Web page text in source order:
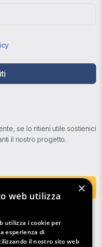
se lo ritieni utile sostienici
il nostro progetto.
×
web utilizza
utilizza i cookie per
esperienza di
il nostro sito web